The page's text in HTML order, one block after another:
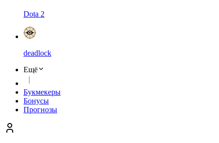
Dota 2
deadlock
Ещё
Букмекеры
Бонусы
Прогнозы